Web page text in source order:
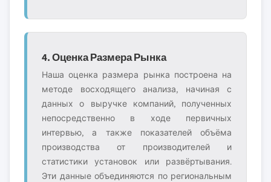
4. Оценка Размера Рынка
Наша оценка размера рынка построена на
методе восходящего анализа, начиная с
данных о выручке компаний, полученных
непосредственно в ходе первичных
интервью, а также показателей объёма
производства от производителей и
статистики установок или развёртывания.
Эти данные объединяются по региональным